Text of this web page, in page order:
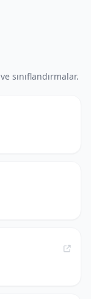
sınıflandırmalar.